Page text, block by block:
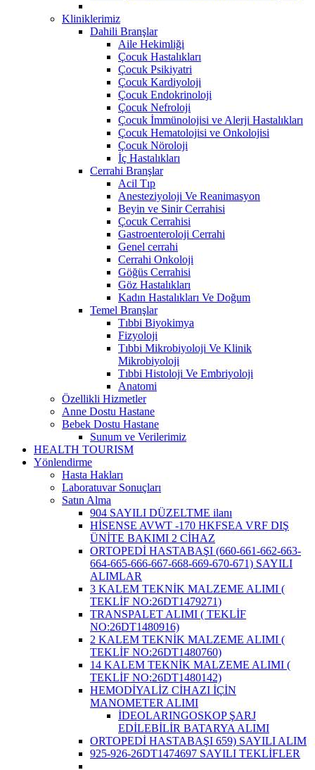
Kliniklerimiz
Dahili Branşlar
Aile Hekimliği
Çocuk Hastalıkları
Çocuk Psikiyatri
Çocuk Kardiyoloji
Çocuk Endokrinoloji
Çocuk Nefroloji
Çocuk İmmünolojisi ve Alerji Hastalıkları
Çocuk Hematolojisi ve Onkolojisi
Çocuk Nöroloji
İç Hastalıkları
Cerrahi Branşlar
Acil Tıp
Anesteziyoloji Ve Reanimasyon
Beyin ve Sinir Cerrahisi
Çocuk Cerrahisi
Gastroenteroloji Cerrahi
Genel cerrahi
Cerrahi Onkoloji
Göğüs Cerrahisi
Göz Hastalıkları
Kadın Hastalıkları Ve Doğum
Temel Branşlar
Tıbbi Biyokimya
Fizyoloji
Tıbbi Mikrobiyoloji Ve Klinik
Mikrobiyoloji
Tıbbi Histoloji Ve Embriyoloji
Anatomi
Özellikli Hizmetler
Anne Dostu Hastane
Bebek Dostu Hastane
Sunum ve Verilerimiz
HEALTH TOURISM
Yönlendirme
Hasta Hakları
Laboratuvar Sonuçları
Satın Alma
904 SAYILI DÜZELTME ilanı
HİSENSE AVWT -170 HKFSEA VRF DIŞ
ÜNİTE BAKIMI 2 CİHAZ
ORTOPEDİ HASTABAŞI (660-661-662-663-
664-665-666-667-668-669-670-671) SAYILI
ALIMLAR
3 KALEM TEKNİK MALZEME ALIMI (
TEKLİF NO:26DT1479271)
TRANSPALET ALIMI ( TEKLİF
NO:26DT1480916)
2 KALEM TEKNİK MALZEME ALIMI (
TEKLİF NO:26DT1480760)
14 KALEM TEKNİK MALZEME ALIMI (
TEKLİF NO:26DT1480142)
HEMODİYALİZ CİHAZI İÇİN
MANOMETER ALIMI
İDEOLARINGOSKOP ŞARJ
EDİLEBİLİR BATARYA ALIMI
ORTOPEDİ HASTABAŞI 659) SAYILI ALIM
925-926-26DT1474697 SAYILI TEKLİFLER